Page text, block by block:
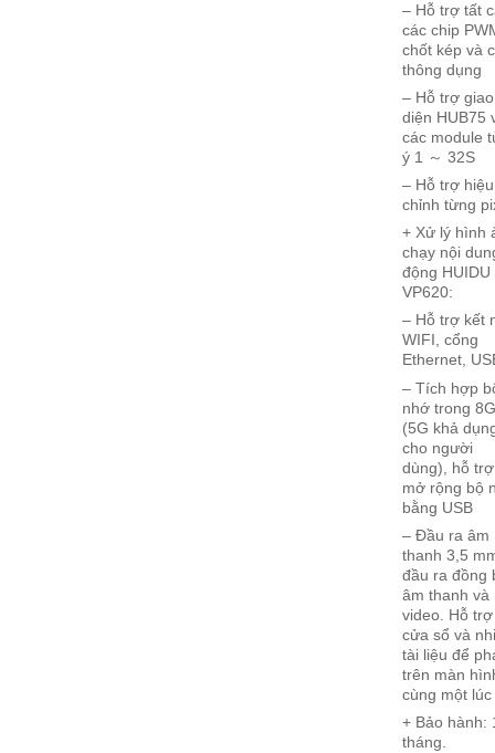
– Hỗ trợ tất
các chip
chốt kép và
thông dụng
– Hỗ trợ giao
diện HUB75
các module
ý 1 ～ 32S
– Hỗ trợ hiệu
chỉnh từng
+ Xử lý hình
chạy nội
động HUIDU
VP620:
– Hỗ trợ kết
WIFI, cổng
Ethernet,
– Tích hợp
nhớ trong
(5G khả
cho người
dùng), hỗ trợ
mở rộng bộ
bằng USB
– Đầu ra âm
thanh 3,5
đầu ra đồng
âm thanh và
video. Hỗ
cửa sổ và
tài liệu để
trên màn
cùng một lúc
+ Bảo hành:
tháng.